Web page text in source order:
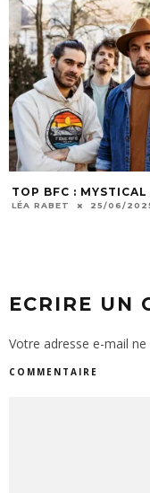
TOP BFC : MYSTICAL
LÉA RABET 25/06/
ECRIRE UN
Votre adresse e-mail ne
COMMENTAIRE